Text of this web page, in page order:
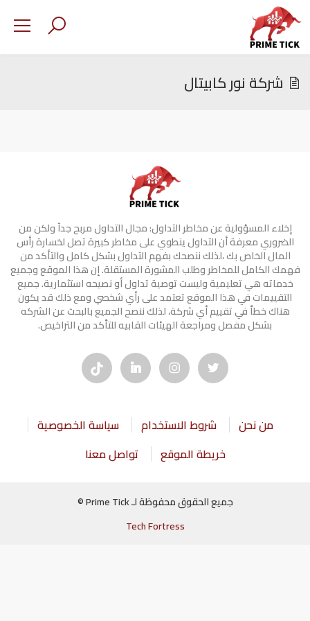
شركة نور كابيتال
إخلاء المسؤولية عن مخاطر التداول: مجال التداول مربح جدآ ولكن من
الضروري معرفة أن التداول ينطوي على مخاطر كبيرة تصل لخسارة رأس
المال الخاص بك ،لذلك ننصحك بفهم التداول بشكل كامل والتأكد من
فهمك الكامل للمخاطر وطلب المشورة المستقلة. إن هذا الموقع وجميع
خدماته هي تعليمية وليست توصية تداول أو نصيحه استثمارية. جميع
التقييمات في هذا الموقع تعتمد على رأي شخصي ومع ذلك قد يكون
هناك خطأ في تقييم أي شركة، لذلك ننصح الجميع بالبحث عن الشركه
بشكل مفصل ومراجعة الهيئات القابيه للتأكد من التراخيص.
من نحن شروط الاستخدام
سياسة الخصوصية
خريطة الموقع
تواصل معنا
جميع الحقوق محفوظة لـ Prime Tick ©
Tech Fortress